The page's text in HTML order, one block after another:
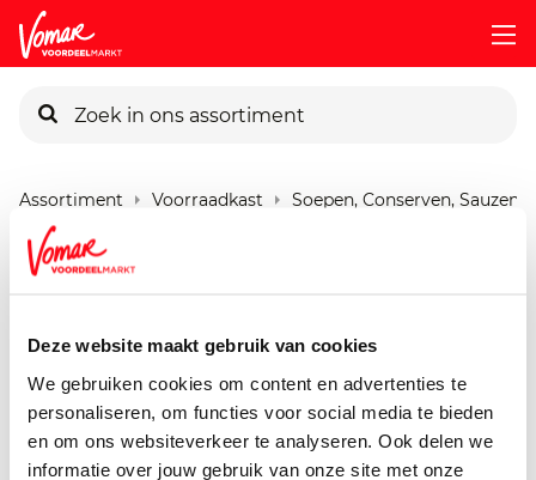
Deze website maakt gebruik van cookies
We gebruiken cookies om content en advertenties te
personaliseren, om functies voor social media te bieden
en om ons websiteverkeer te analyseren. Ook delen we
informatie over jouw gebruik van onze site met onze
Pincode vergeten
Persoonlijk KIK-account
Assortiment Voorraadkast Soepen, Conserven, Sauzen
Verstegen Strooier